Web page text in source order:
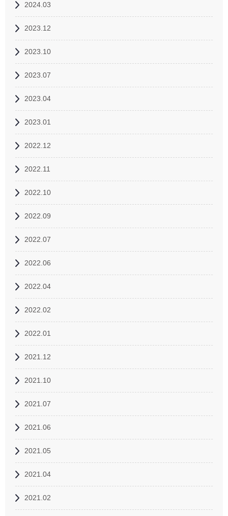
2024.03
2023.12
2023.10
2023.07
2023.04
2023.01
2022.12
2022.11
2022.10
2022.09
2022.07
2022.06
2022.04
2022.02
2022.01
2021.12
2021.10
2021.07
2021.06
2021.05
2021.04
2021.02